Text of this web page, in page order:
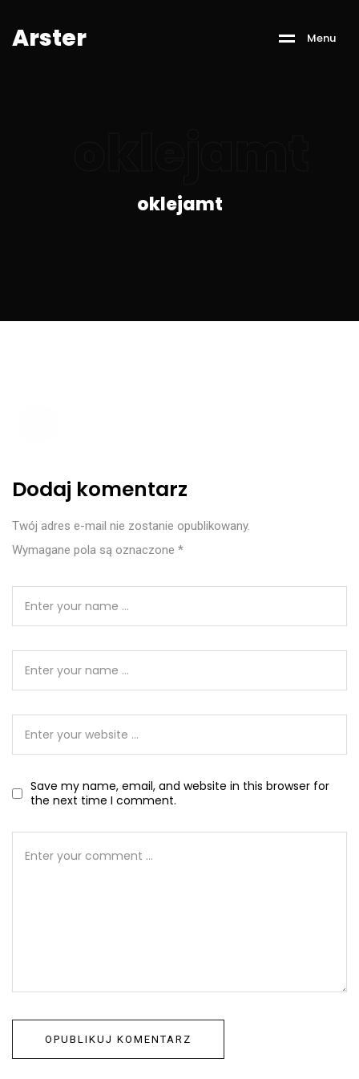
Arster Menu
oklejamt
Dodaj komentarz
Twój adres e-mail nie zostanie opublikowany.
Wymagane pola są oznaczone *
Save my name, email, and website in this browser for
the next time I comment.